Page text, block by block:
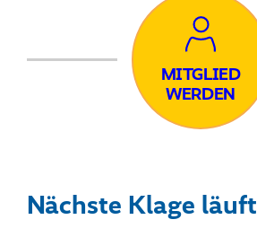
MITGLIED
WERDEN
Nächste Klage läuft